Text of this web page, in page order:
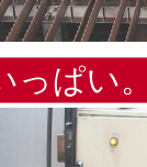
っぱい